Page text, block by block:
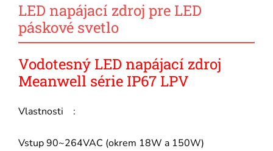
LED napájací zdroj pre LED
páskové svetlo
Vodotesný LED napájací zdroj
Meanwell série IP67 LPV
Vlastnosti :
Vstup 90~264VAC (okrem 18W a 150W)